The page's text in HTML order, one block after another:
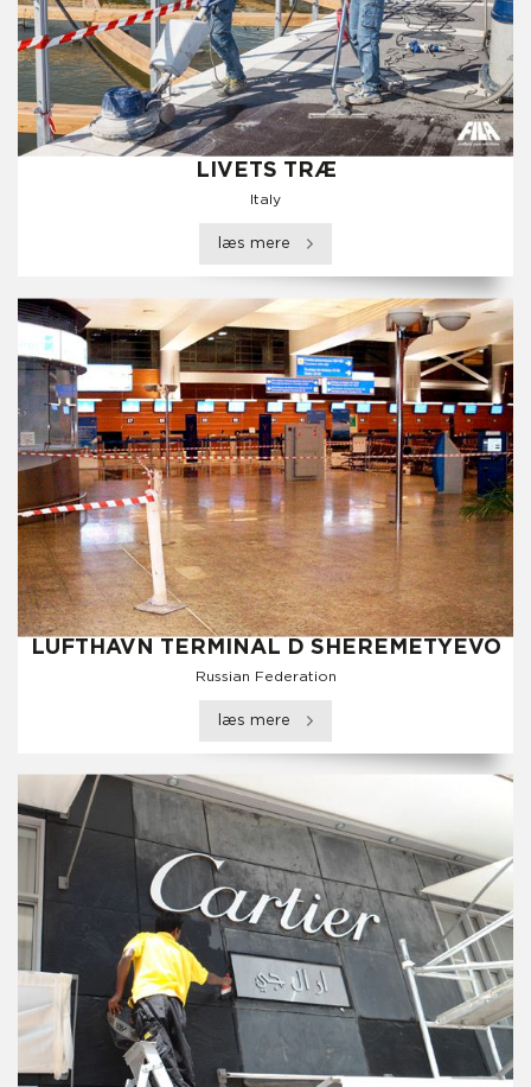
LIVETS TRÆ
Italy
læs mere
LUFTHAVN TERMINAL D SHEREMETYEVO
Russian Federation
læs mere